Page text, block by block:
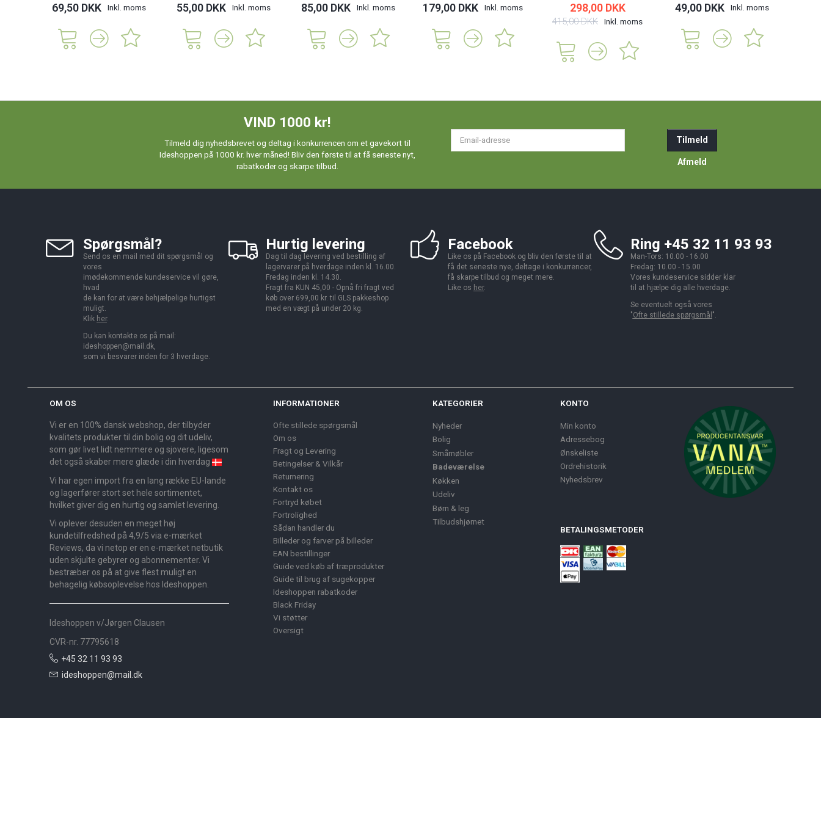
69,50 DKK Inkl. moms 55,00 DKK Inkl. moms 85,00 DKK Inkl. moms 179,00 DKK Inkl. moms 298,00 DKK
415,00 DKK Inkl. moms
49,00 DKK Inkl. moms
VIND 1000 kr!
Tilmeld dig nyhedsbrevet og deltag i konkurrencen om et gavekort til
Ideshoppen på 1000 kr. hver måned! Bliv den første til at få seneste nyt,
rabatkoder og skarpe tilbud.
Tilmeld
Afmeld
Spørgsmål?
Send os en mail med dit spørgsmål og
vores
imødekommende kundeservice vil gøre,
hvad
de kan for at være behjælpelige hurtigst
muligt.
Klik her.
Du kan kontakte os på mail:
ideshoppen@mail.dk,
som vi besvarer inden for 3 hverdage.
Hurtig levering
Dag til dag levering ved bestilling af
lagervarer på hverdage inden kl. 16.00.
Fredag inden kl. 14.30.
Fragt fra KUN 45,00 - Opnå fri fragt ved
køb over 699,00 kr. til GLS pakkeshop
med en vægt på under 20 kg.
Facebook
Like os på Facebook og bliv den første til at
få det seneste nye, deltage i konkurrencer,
få skarpe tilbud og meget mere.
Like os her.
Ring +45 32 11 93 93
Man-Tors: 10.00 - 16.00
Fredag: 10.00 - 15.00
Vores kundeservice sidder klar
til at hjælpe dig alle hverdage.
Se eventuelt også vores
"Ofte stillede spørgsmål ".
OM OS
Vi er en 100% dansk webshop, der tilbyder
kvalitets produkter til din bolig og dit udeliv,
som gør livet lidt nemmere og sjovere, ligesom
det også skaber mere glæde i din hverdag
Vi har egen import fra en lang række EU-lande
og lagerfører stort set hele sortimentet,
hvilket giver dig en hurtig og samlet levering.
Vi oplever desuden en meget høj
kundetilfredshed på 4,9/5 via e-mærket
Reviews, da vi netop er en e-mærket netbutik
uden skjulte gebyrer og abonnementer. Vi
bestræber os på at give flest muligt en
behagelig købsoplevelse hos Ideshoppen.
Ideshoppen v/Jørgen Clausen
CVR-nr. 77795618
+45 32 11 93 93
ideshoppen@mail.dk
INFORMATIONER
Ofte stillede spørgsmål
Om os
Fragt og Levering
Betingelser & Vilkår
Returnering
Kontakt os
Fortryd købet
Fortrolighed
Sådan handler du
Billeder og farver på billeder
EAN bestillinger
Guide ved køb af træprodukter
Guide til brug af sugekopper
Ideshoppen rabatkoder
Black Friday
Vi støtter
Oversigt
KATEGORIER
Nyheder
Bolig
Småmøbler
Badeværelse
Køkken
Udeliv
Børn & leg
Tilbudshjørnet
KONTO
Min konto
Adressebog
Ønskeliste
Ordrehistorik
Nyhedsbrev
BETALINGSMETODER